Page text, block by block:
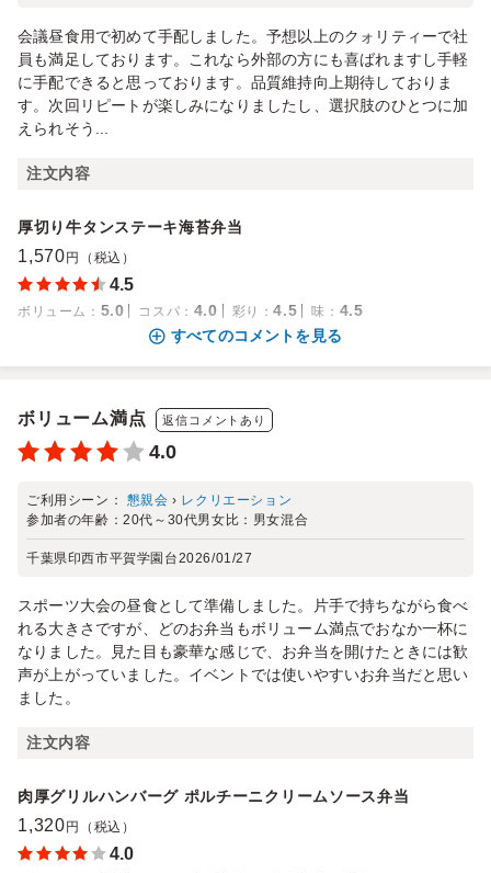
会議昼食用で初めて手配しました。予想以上のクォリティーで社
員も満足しております。これなら外部の方にも喜ばれますし手軽
に手配できると思っております。品質維持向上期待しておりま
す。次回リピートが楽しみになりましたし、選択肢のひとつに加
えられそう...
注文内容
厚切り牛タンステーキ海苔弁当
1,570 円（税込）
4.5
ボリューム ： 5.0 コスパ ： 4.0 彩り ：4.5 味 ： 4.5
すべてのコメントを見る
ボリューム満点 返信コメントあり
4.0
ご利用シーン： 懇親会 › レクリエーション
参加者の年齢：20代～30代男女比： 男女混合
千葉県印西市平賀学園台2026/01/27
スポーツ大会の昼食として準備しました。片手で持ちながら食べ
れる大きさですが、どのお弁当もボリューム満点でおなか一杯に
なりました。見た目も豪華な感じで、お弁当を開けたときには歓
声が上がっていました。イベントでは使いやすいお弁当だと思い
ました。
注文内容
肉厚グリルハンバーグ ポルチーニクリームソース弁当
1,320 円（税込）
4.0